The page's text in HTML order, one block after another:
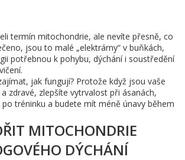
termín mitochondrie, ale nevíte přesně, co
jsou to malé „elektrárny“ v buňkách,
potřebnou k pohybu, dýchání i soustředění
jak fungují? Protože když jsou vaše
zdravé, zlepšíte vytrvalost při ásanách,
tréninku a budete mít méně únavy během
MITOCHONDRIE
DÝCHÁNÍ